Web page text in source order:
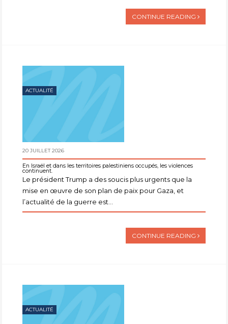
CONTINUE READING
ACTUALITÉ
20 JUILLET 2026
En Israël et dans les territoires palestiniens occupés, les violences
continuent.
Le président Trump a des soucis plus urgents que la
mise en œuvre de son plan de paix pour Gaza, et
l’actualité de la guerre est...
CONTINUE READING
ACTUALITÉ